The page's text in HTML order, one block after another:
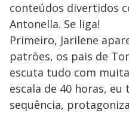
conteúdos divertidos
Antonella. Se liga!
Primeiro, Jarilene
patrões, os pais de
escuta tudo com
escala de 40 horas, eu
sequência,